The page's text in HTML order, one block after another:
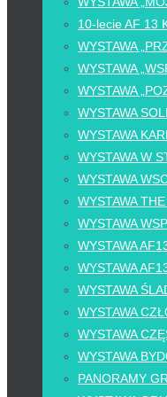
10-lecie AF 13
WYSTAWA
WYSTAWA
WYSTAWA
WYSTAWA
WYSTAWA
WYSTAWA W
WYSTAWA
WYSTAWA
WYSTAWA
WYSTAWA
WYSTAWA
WYSTAWA
WYSTAWA
WYSTAWA
WYSTAWA
PANORAMY